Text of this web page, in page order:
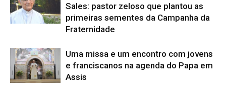
Sales: pastor zeloso que plantou as
primeiras sementes da Campanha da
Fraternidade
Uma missa e um encontro com jovens
e franciscanos na agenda do Papa em
Assis